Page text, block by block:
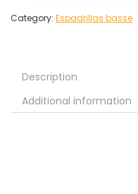
Category: Espadrillas basse
Description
Additional information